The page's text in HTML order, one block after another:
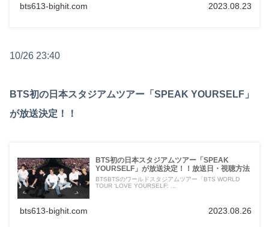
bts613-bighit.com 2023.08.23
10/26 23:40
BTS初の日本スタジアムツアー「SPEAK YOURSELF」
が放送決定！！
BTS初の日本スタジアムツアー「SPEAK
YOURSELF」が放送決定！！放送日・視聴方法
BTSBTSのワールドスタジアムツアー「BTS WORLD
TOUR ‘LOVE YOURSELF: ...
bts613-bighit.com 2023.08.26